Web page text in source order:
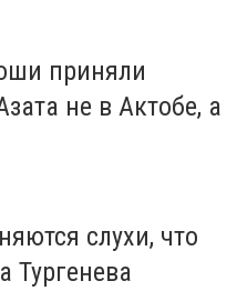
приняли
не в Актобе, а
слухи, что
Тургенева